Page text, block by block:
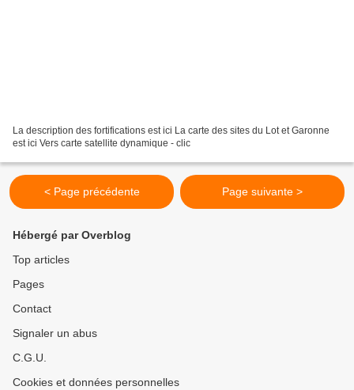
La description des fortifications est ici La carte des sites du Lot et Garonne
est ici Vers carte satellite dynamique - clic
< Page précédente Page suivante >
Hébergé par Overblog
Top articles
Pages
Contact
Signaler un abus
C.G.U.
Cookies et données personnelles